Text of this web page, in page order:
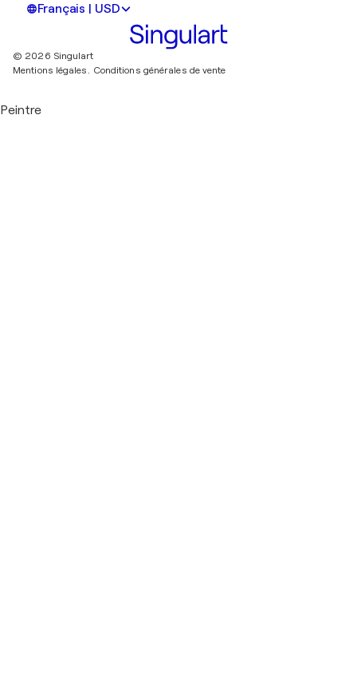
Français | USD
© 2026 Singulart
Mentions légales.
Conditions générales de vente
Peintre